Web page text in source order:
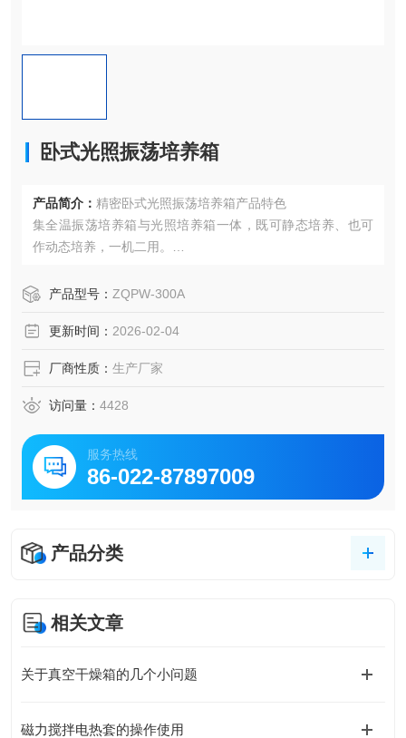
卧式光照振荡培养箱
产品简介： 精密卧式光照振荡培养箱产品特色
集全温振荡培养箱与光照培养箱一体，既可静态培养、也可
作动态培养，一机二用。
高，使用寿命超长；
耐用。
产品型号： ZQPW-300A
更新时间： 2026-02-04
厂商性质： 生产厂家
访问量： 4428
服务热线
86-022-87897009
产品分类
相关文章
关于真空干燥箱的几个小问题
磁力搅拌电热套的操作使用